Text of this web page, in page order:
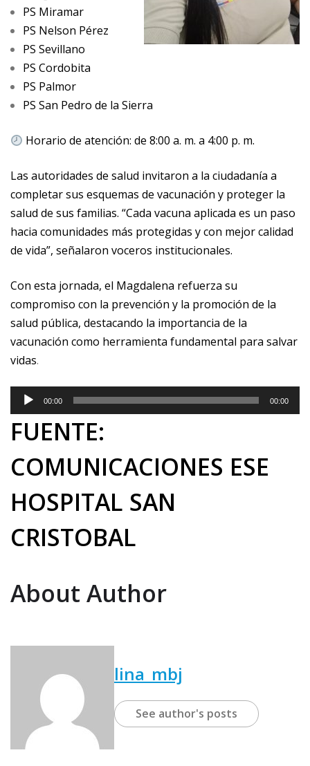
PS Miramar
PS Nelson Pérez
PS Sevillano
PS Cordobita
PS Palmor
PS San Pedro de la Sierra
Horario de atención: de 8:00 a. m. a 4:00 p. m.
Las autoridades de salud invitaron a la ciudadanía a
completar sus esquemas de vacunación y proteger la
salud de sus familias. “Cada vacuna aplicada es un paso
hacia comunidades más protegidas y con mejor calidad
de vida”, señalaron voceros institucionales.
Con esta jornada, el Magdalena refuerza su
compromiso con la prevención y la promoción de la
salud pública, destacando la importancia de la
vacunación como herramienta fundamental para salvar
vidas.
e
p
o
u
t
d
00:00 00:00
FUENTE:
COMUNICACIONES ESE
HOSPITAL SAN
CRISTOBAL
About Author
lina_mbj
See author's posts